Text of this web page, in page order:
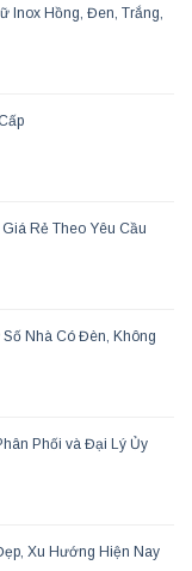
Inox Hồng, Đen, Trắng,
Rẻ Theo Yêu Cầu
Nhà Có Đèn, Không
Phối và Đại Lý Ủy
Xu Hướng Hiện Nay